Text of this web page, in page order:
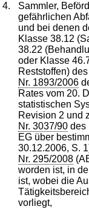
4.
Sammler,
gefährlichen
und bei denen
Klasse 38.12
38.22
oder Klasse
Reststoffen)
Nr. 1893/2006
Rates vom 20.
statistischen
Revision 2 und
Nr. 3037/90 des
EG über
30.12.2006, S.
Nr. 295/2008
worden ist, in
ist, wobei die
vorliegt,